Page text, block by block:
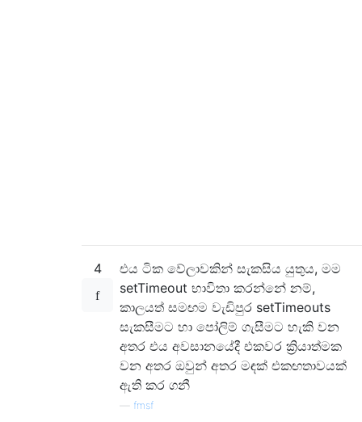
4
එය ටික වේලාවකින් සැකසිය යුතුය, මම
setTimeout භාවිතා කරන්නේ නම්,
කාලයත් සමඟම වැඩිපුර setTimeouts
සැකසීමට හා පෝලිම් ගැසීමට හැකි වන
අතර එය අවසානයේදී එකවර ක්‍රියාත්මක
වන අතර ඔවුන් අතර මඳක් එකඟතාවයක්
ඇති කර ගනී
fmsf